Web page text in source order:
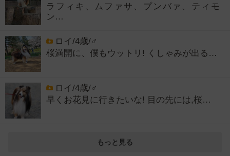
ラフィキ、ムファサ、プンバァ、ティモ
ン…
ロイ/4歳/♂
桜満開に、僕もウットリ! くしゃみが出る…
ロイ/4歳/♂
早くお花見に行きたいな! 目の先には,桜…
もっと見る